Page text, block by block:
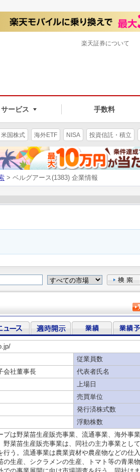
サービス 手数料
楽天証券について
米国株式 海外ETF NISA 投資信託・積立
> ベルグアース(1383) 企業情報